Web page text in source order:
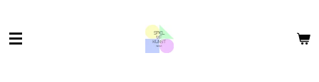
Hauptinhalt
springen